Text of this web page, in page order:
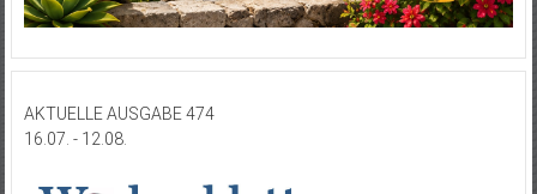
AKTUELLE AUSGABE 474
16.07. - 12.08.